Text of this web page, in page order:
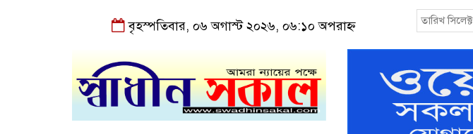
বৃহস্পতিবার, ০৬ অগাস্ট ২০২৬, ০৬:১০ অপরাহ্ন